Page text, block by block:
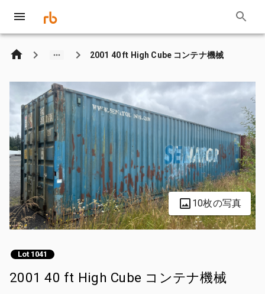
2001 40 ft High Cube コンテナ機械
10枚の写真
Lot 1041
2001 40 ft High Cube コンテナ機械